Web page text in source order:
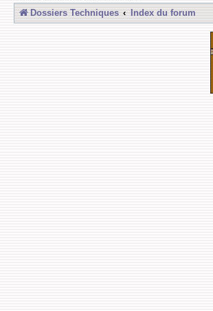
Dossiers Techniques Index du forum